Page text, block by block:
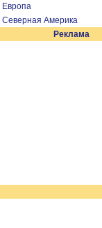
Европа
Северная Америка
Реклама